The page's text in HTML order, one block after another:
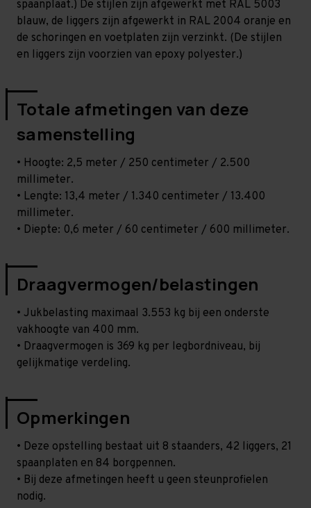
spaanplaat.) De stijlen zijn afgewerkt met RAL 5003
blauw, de liggers zijn afgewerkt in RAL 2004 oranje en
de schoringen en voetplaten zijn verzinkt. (De stijlen
en liggers zijn voorzien van epoxy polyester.)
Totale afmetingen van deze
samenstelling
• Hoogte: 2,5 meter / 250 centimeter / 2.500
millimeter.
• Lengte: 13,4 meter / 1.340 centimeter / 13.400
millimeter.
• Diepte: 0,6 meter / 60 centimeter / 600 millimeter.
Draagvermogen/belastingen
• Jukbelasting maximaal 3.553 kg bij een onderste
vakhoogte van 400 mm.
• Draagvermogen is 369 kg per legbordniveau, bij
gelijkmatige verdeling.
Opmerkingen
• Deze opstelling bestaat uit 8 staanders, 42 liggers, 21
spaanplaten en 84 borgpennen.
• Bij deze afmetingen heeft u geen steunprofielen
nodig.